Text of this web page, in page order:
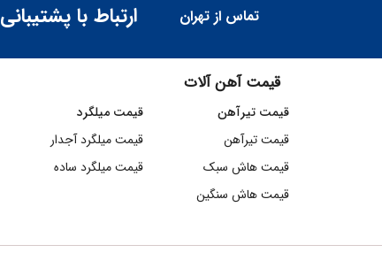
تماس از تهران ارتباط با پشتیبانی
قیمت آهن آلات
قیمت تیرآهن
قیمت تیرآهن
قیمت هاش سبک
قیمت هاش سنگین
قیمت میلگرد
قیمت میلگرد آجدار
قیمت میلگرد ساده